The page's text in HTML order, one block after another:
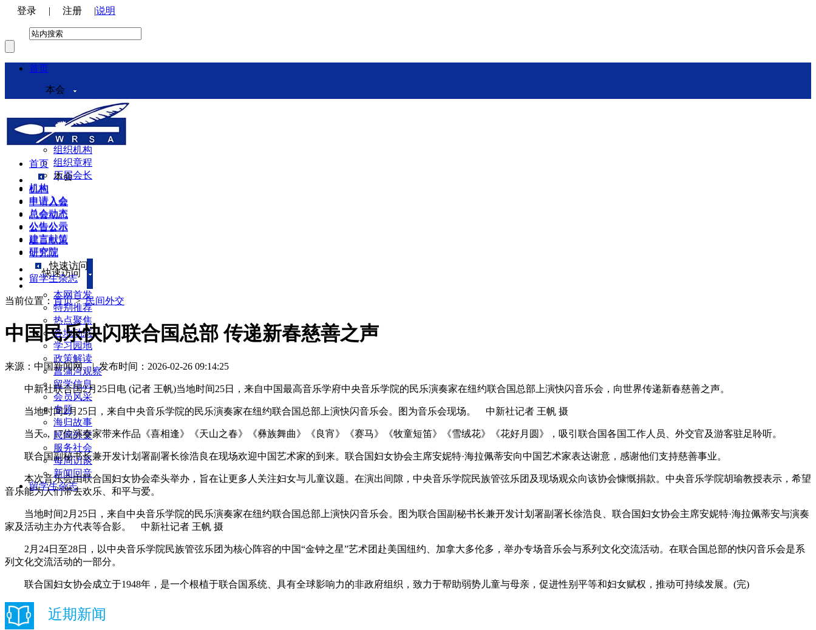
登录 | 注册 |说明
首页
本会
本会介绍
领导机构
理事会
组织机构
组织章程
历届会长
机构
申请入会
总会动态
公告公示
建言献策
研究院
快速访问
本网首发
特别推荐
热点聚焦
各地动态
学习园地
政策解读
菖蒲河观察
留学信息
会员风采
专题
海归故事
民间外交
服务社会
每周访谈
新闻回音
留学生杂志
首页
本会
机构
申请入会
总会动态
公告公示
建言献策
研究院
快速访问
留学生杂志
当前位置： 首页>民间外交
中国民乐快闪联合国总部 传递新春慈善之声
来源：中国新闻网 |发布时间：2026-02-26 09:14:25
中新社联合国2月25日电 (记者 王帆)当地时间25日，来自中国最高音乐学府中央音乐学院的民乐演奏家在纽约联合国总部上演快闪音乐会，向世界传递新春慈善之声。
当地时间2月25日，来自中央音乐学院的民乐演奏家在纽约联合国总部上演快闪音乐会。图为音乐会现场。 中新社记者 王帆 摄
当天，17位演奏家带来作品《喜相逢》《天山之春》《彝族舞曲》《良宵》《赛马》《牧童短笛》《雪绒花》《花好月圆》，吸引联合国各国工作人员、外交官及游客驻足聆听。
联合国副秘书长兼开发计划署副署长徐浩良在现场欢迎中国艺术家的到来。联合国妇女协会主席安妮特·海拉佩蒂安向中国艺术家表达谢意，感谢他们支持慈善事业。
本次音乐会由联合国妇女协会牵头举办，旨在让更多人关注妇女与儿童议题。在演出间隙，中央音乐学院民族管弦乐团及现场观众向该协会慷慨捐款。中央音乐学院胡瑜教授表示，希望
音乐能为人们带去欢乐、和平与爱。
当地时间2月25日，来自中央音乐学院的民乐演奏家在纽约联合国总部上演快闪音乐会。图为联合国副秘书长兼开发计划署副署长徐浩良、联合国妇女协会主席安妮特·海拉佩蒂安与演奏
家及活动主办方代表等合影。 中新社记者 王帆 摄
2月24日至28日，以中央音乐学院民族管弦乐团为核心阵容的中国“金钟之星”艺术团赴美国纽约、加拿大多伦多，举办专场音乐会与系列文化交流活动。在联合国总部的快闪音乐会是系
列文化交流活动的一部分。
联合国妇女协会成立于1948年，是一个根植于联合国系统、具有全球影响力的非政府组织，致力于帮助弱势儿童与母亲，促进性别平等和妇女赋权，推动可持续发展。(完)